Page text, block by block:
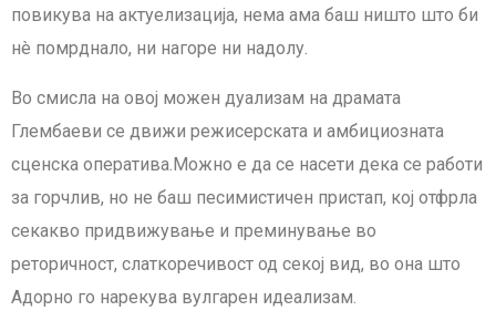
повикува на актуелизација, нема ама баш ништо што би
нè помрднало, ни нагоре ни надолу.
Во смисла на овој можен дуализам на драмата
Глембаеви се движи режисерската и амбициозната
сценска оператива.Можно е да се насети дека се работи
за горчлив, но не баш песимистичен пристап, кој отфрла
секакво придвижување и преминување во
реторичност, слаткоречивост од секој вид, во она што
Адорно го нарекува вулгарен идеализам.